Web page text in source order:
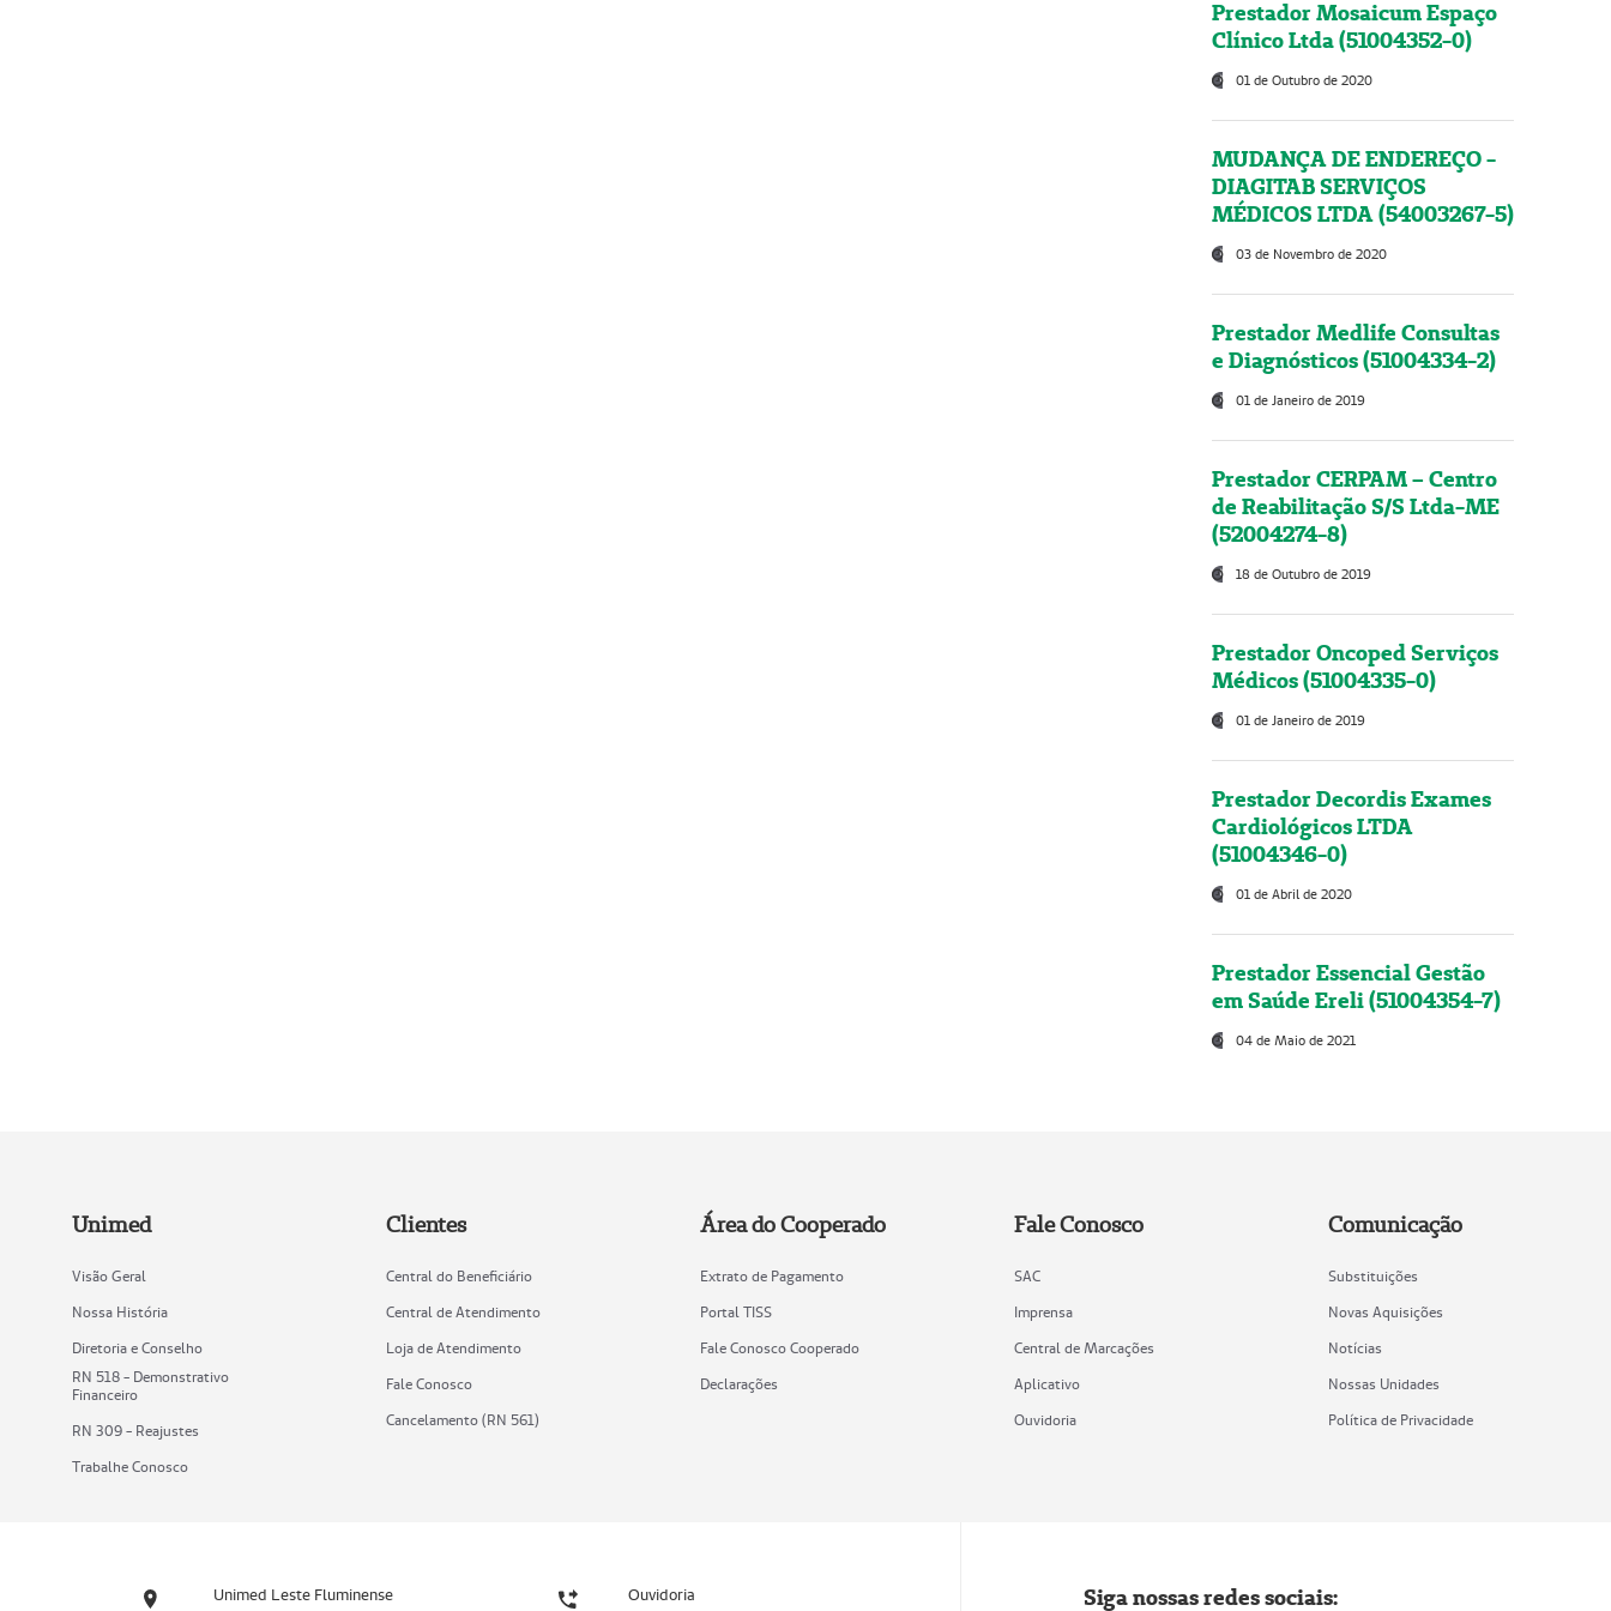
Prestador Mosaicum Espaço
Clínico Ltda (51004352-0)
01 de Outubro de 2020
MUDANÇA DE ENDEREÇO -
DIAGITAB SERVIÇOS
MÉDICOS LTDA (54003267-5)
03 de Novembro de 2020
Prestador Medlife Consultas
e Diagnósticos (51004334-2)
01 de Janeiro de 2019
Prestador CERPAM – Centro
de Reabilitação S/S Ltda-ME
(52004274-8)
18 de Outubro de 2019
Prestador Oncoped Serviços
Médicos (51004335-0)
01 de Janeiro de 2019
Prestador Decordis Exames
Cardiológicos LTDA
(51004346-0)
01 de Abril de 2020
Prestador Essencial Gestão
em Saúde Ereli (51004354-7)
04 de Maio de 2021
Unimed
Visão Geral
Nossa História
Diretoria e Conselho
RN 518 - Demonstrativo
Financeiro
RN 309 - Reajustes
Trabalhe Conosco
Clientes
Central do Beneficiário
Central de Atendimento
Loja de Atendimento
Fale Conosco
Cancelamento (RN 561)
Área do Cooperado
Extrato de Pagamento
Portal TISS
Fale Conosco Cooperado
Declarações
Fale Conosco
SAC
Imprensa
Central de Marcações
Aplicativo
Ouvidoria
Comunicação
Substituições
Novas Aquisições
Notícias
Nossas Unidades
Política de Privacidade
Unimed Leste Fluminense Ouvidoria Siga nossas redes sociais: